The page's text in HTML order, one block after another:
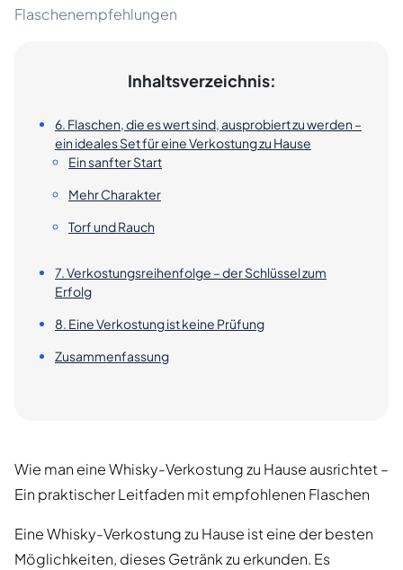
Flaschenempfehlungen
Inhaltsverzeichnis:
6. Flaschen, die es wert sind, ausprobiert zu werden –
ein ideales Set für eine Verkostung zu Hause
Ein sanfter Start
Mehr Charakter
Torf und Rauch
7. Verkostungsreihenfolge – der Schlüssel zum
Erfolg
8. Eine Verkostung ist keine Prüfung
Zusammenfassung
Wie man eine Whisky-Verkostung zu Hause ausrichtet –
Ein praktischer Leitfaden mit empfohlenen Flaschen
Eine Whisky-Verkostung zu Hause ist eine der besten
Möglichkeiten, dieses Getränk zu erkunden. Es